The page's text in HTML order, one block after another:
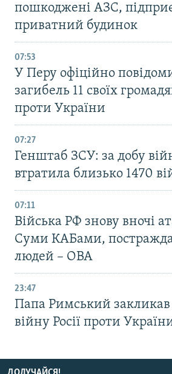
пошкоджені АЗС,
приватний будинок
07:53
У Перу офіційно
загибель 11 своїх
проти України
07:27
Генштаб ЗСУ: за добу
втратила близько 1470
07:11
Війська РФ знову вночі
Суми КАБами,
людей – ОВА
23:47
Папа Римський
війну Росії проти